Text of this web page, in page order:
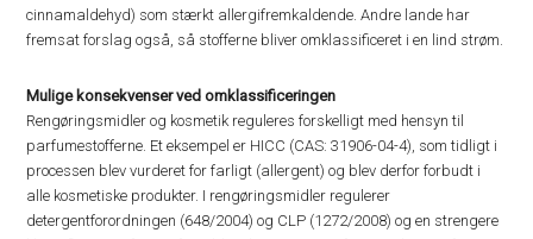
cinnamaldehyd) som stærkt allergifremkaldende. Andre lande har
fremsat forslag også, så stofferne bliver omklassificeret i en lind strøm.
Mulige konsekvenser ved omklassificeringen
Rengøringsmidler og kosmetik reguleres forskelligt med hensyn til
parfumestofferne. Et eksempel er HICC (CAS: 31906-04-4), som tidligt i
processen blev vurderet for farligt (allergent) og blev derfor forbudt i
alle kosmetiske produkter. I rengøringsmidler regulerer
detergentforordningen (648/2004) og CLP (1272/2008) og en strengere